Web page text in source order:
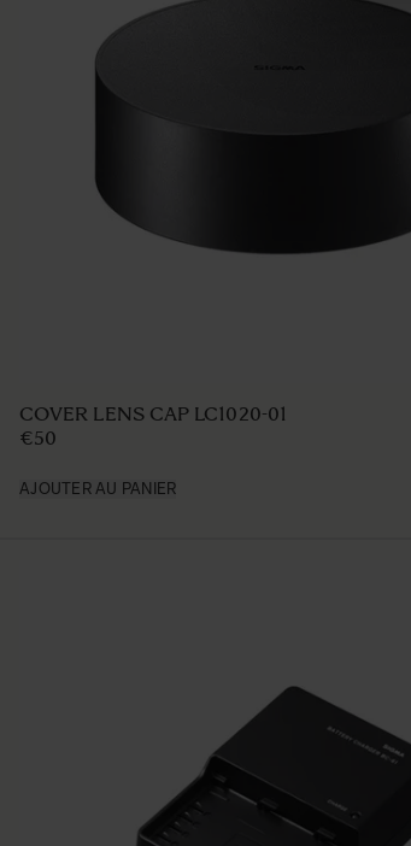
TRIPOD SOCKET TS-91(stand only)
€129
AJOUTER AU PANIER